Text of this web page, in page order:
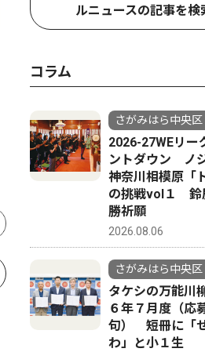
スポーツ
水泳 相模原市緑区の相
ドルフィンクラブの選手
が全国へ挑む
ルニュースの記事を検
コラム
さがみはら中央
2026-27WEリー
ントダウン ノ
神奈川相模原「
の挑戦vol１ 鈴
勝祈願
2026.08.06
さがみはら中央
タケシの万能川
６年７月度（応
句） 短冊に「
わ」と小１生